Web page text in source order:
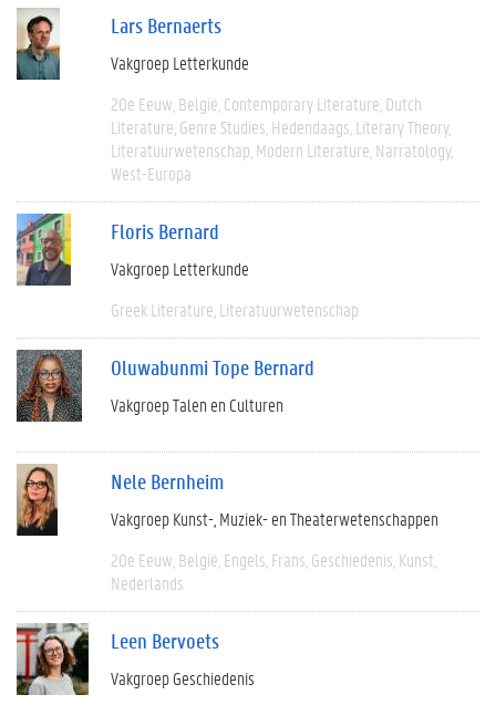
Lars Bernaerts
Vakgroep Letterkunde
20e Eeuw België Contemporary Literature Dutch
Literature Genre Studies Hedendaags Literary Theory
Literatuurwetenschap Modern Literature Narratology
West-Europa
Floris Bernard
Vakgroep Letterkunde
Greek Literature Literatuurwetenschap
Oluwabunmi Tope Bernard
Vakgroep Talen en Culturen
Nele Bernheim
Vakgroep Kunst-, Muziek- en Theaterwetenschappen
20e Eeuw België Engels Frans Geschiedenis Kunst
Nederlands
Leen Bervoets
Vakgroep Geschiedenis